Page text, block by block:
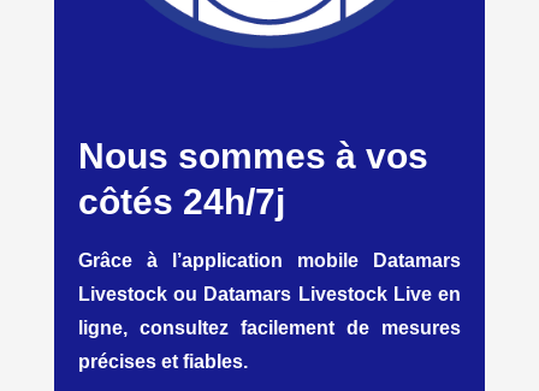
Nous sommes à vos
côtés 24h/7j
Grâce à l’application mobile Datamars
Livestock ou Datamars Livestock Live en
ligne, consultez facilement de mesures
précises et fiables.